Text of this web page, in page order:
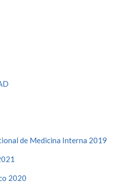
de Medicina Interna 2019
2020